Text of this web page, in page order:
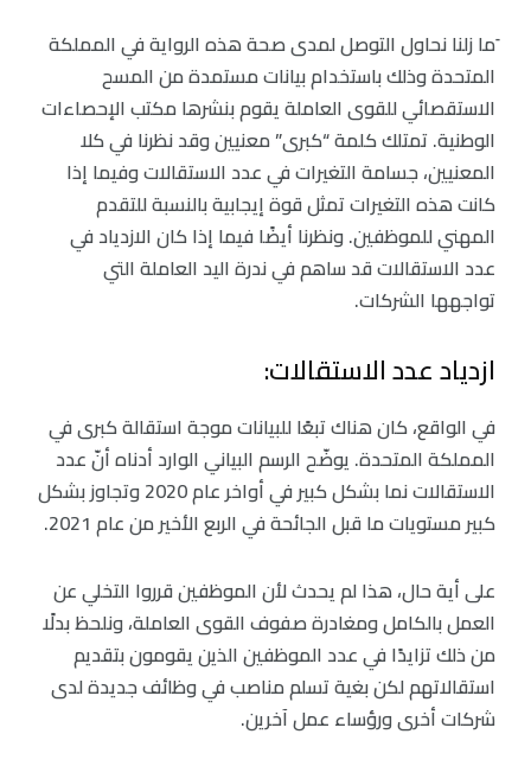
َما زلنا نحاول التوصل لمدى صحة هذه الرواية في المملكة
المتحدة وذلك باستخدام بيانات مستمدة من المسح
الاستقصائي للقوى العاملة يقوم بنشرها مكتب الإحصاءات
الوطنية. تمتلك كلمة “كبرى” معنيين وقد نظرنا في كلا
المعنيين، جسامة التغيرات في عدد الاستقالات وفيما إذا
كانت هذه التغيرات تمثل قوة إيجابية بالنسبة للتقدم
المهني للموظفين. ونظرنا أيضًا فيما إذا كان الازدياد في
عدد الاستقالات قد ساهم في ندرة اليد العاملة التي
تواجهها الشركات.
ازدياد عدد الاستقالات:
في الواقع، كان هناك تبعًا للبيانات موجة استقالة كبرى في
المملكة المتحدة. يوضّح الرسم البياني الوارد أدناه أنّ عدد
الاستقالات نما بشكل كبير في أواخر عام 2020 وتجاوز بشكل
كبير مستويات ما قبل الجائحة في الربع الأخير من عام 2021.
على أية حال، هذا لم يحدث لأن الموظفين قرروا التخلي عن
العمل بالكامل ومغادرة صفوف القوى العاملة، ونلحظ بدلًا
من ذلك تزايدًا في عدد الموظفين الذين يقومون بتقديم
استقالاتهم لكن بغية تسلم مناصب في وظائف جديدة لدى
شركات أخرى ورؤساء عمل آخرين.